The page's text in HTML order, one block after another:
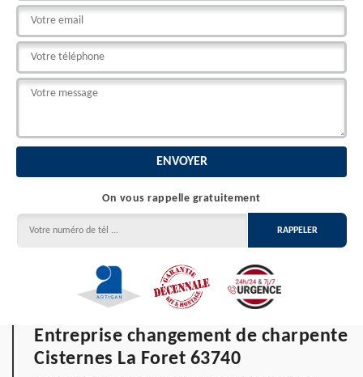
On vous rappelle gratuitement
Entreprise changement de charpente
Cisternes La Foret 63740